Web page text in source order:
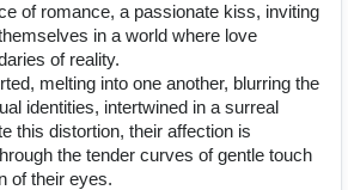
of romance, a passionate kiss, inviting
in a world where love
of reality.
melting into one another, blurring the
identities, intertwined in a surreal
this distortion, their affection is
the tender curves of gentle touch
of their eyes.